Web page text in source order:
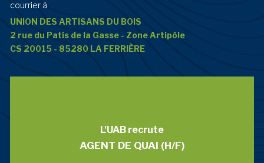
courrier à
UNION DES ARTISANS DU BOIS
2 rue du Patis de la Gasse - Zone Artipôle
CS 20015 - 85280 LA FERRIÈRE
L'UAB recrute
AGENT DE QUAI (H/F)